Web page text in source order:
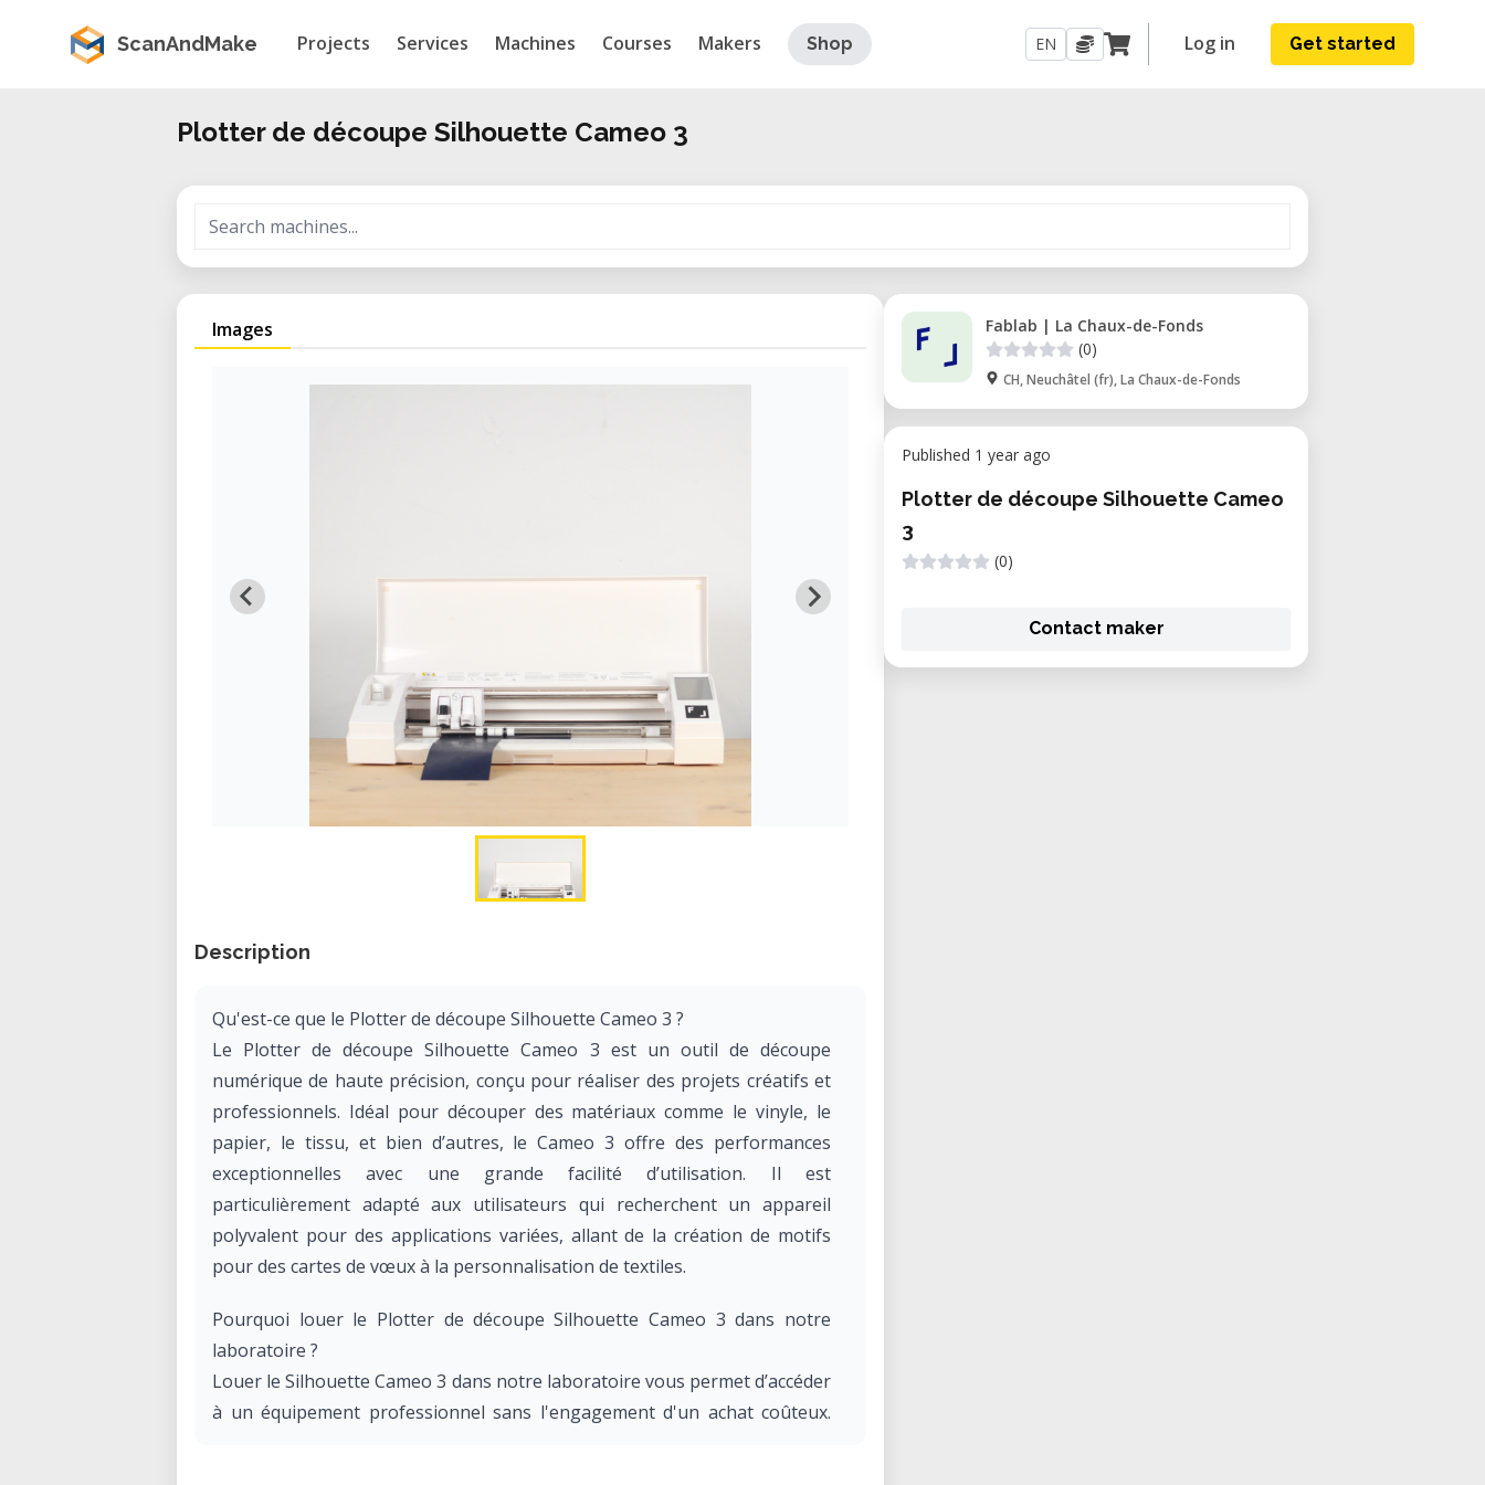
ScanAndMake Projects Services Machines Courses Makers Shop EN Log in Get started
Plotter de découpe Silhouette Cameo 3
Images
Description
Qu'est-ce que le Plotter de découpe Silhouette Cameo 3 ?
Le Plotter de découpe Silhouette Cameo 3 est un outil de découpe
numérique de haute précision, conçu pour réaliser des projets créatifs et
professionnels. Idéal pour découper des matériaux comme le vinyle, le
papier, le tissu, et bien d’autres, le Cameo 3 offre des performances
exceptionnelles avec une grande facilité d’utilisation. Il est
particulièrement adapté aux utilisateurs qui recherchent un appareil
polyvalent pour des applications variées, allant de la création de motifs
pour des cartes de vœux à la personnalisation de textiles.
Pourquoi louer le Plotter de découpe Silhouette Cameo 3 dans notre
laboratoire ?
Louer le Silhouette Cameo 3 dans notre laboratoire vous permet d’accéder
à un équipement professionnel sans l'engagement d'un achat coûteux.
Fablab | La Chaux-de-Fonds
(0)
CH, Neuchâtel (fr), La Chaux-de-Fonds
Published 1 year ago
Plotter de découpe Silhouette Cameo
3
(0)
Contact maker